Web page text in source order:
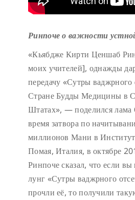
Ринпоче о важности
«Кьябдже Кирти Ценшаб
моих учителей], однажды
передачу «Сутры ваджрного
Стране Будды Медицины в
Штатах», — поделился лама
время затвора по
миллионов Мани в
Помая, Италия, в октябре
Ринпоче сказал, что если
лунг «Сутры ваджрного
прочли её, то получили